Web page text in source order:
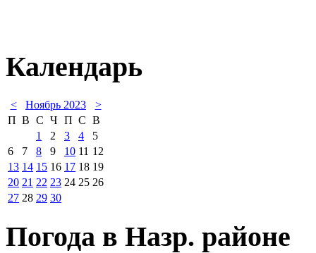
Календарь
< Ноябрь 2023
>
П В С Ч П С В
1
2 3 4
5
6
7 8 9 10 11 12
13 14 15 16 17 18 19
20 21 22 23 24 25 26
27 28 29 30
Погода в Назр. районе